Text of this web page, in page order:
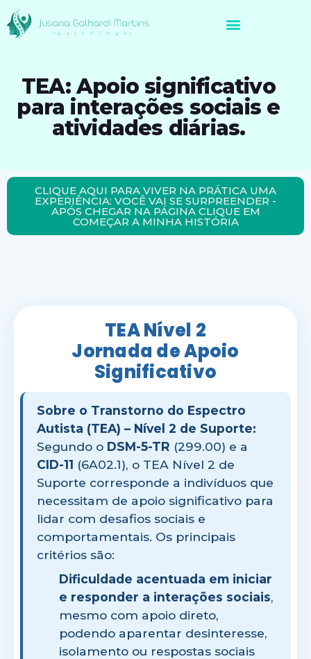
TEA: Apoio significativo
para interações sociais e
atividades diárias.
CLIQUE AQUI PARA VIVER NA PRÁTICA UMA
EXPERIÊNCIA: VOCÊ VAI SE SURPREENDER -
APÓS CHEGAR NA PÁGINA CLIQUE EM
COMEÇAR A MINHA HISTÓRIA
TEA Nível 2
Jornada de Apoio
Significativo
Sobre o Transtorno do Espectro
Autista (TEA) – Nível 2 de Suporte:
Segundo o DSM-5-TR (299.00) e a
CID-11 (6A02.1), o TEA Nível 2 de
Suporte corresponde a indivíduos que
necessitam de apoio significativo para
lidar com desafios sociais e
comportamentais. Os principais
critérios são:
Dificuldade acentuada em iniciar
e responder a interações sociais,
mesmo com apoio direto,
podendo aparentar desinteresse,
isolamento ou respostas sociais